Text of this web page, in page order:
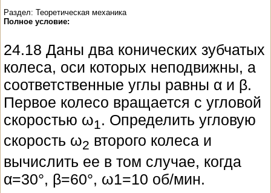
Раздел: Теоретическая механика
Полное условие:
24.18 Даны два конических зубчатых
колеса, оси которых неподвижны, а
соответственные углы равны α и β.
Первое колесо вращается с угловой
скоростью ω1. Определить угловую
скорость ω2 второго колеса и
вычислить ее в том случае, когда
α=30°, β=60°, ω1=10 об/мин.